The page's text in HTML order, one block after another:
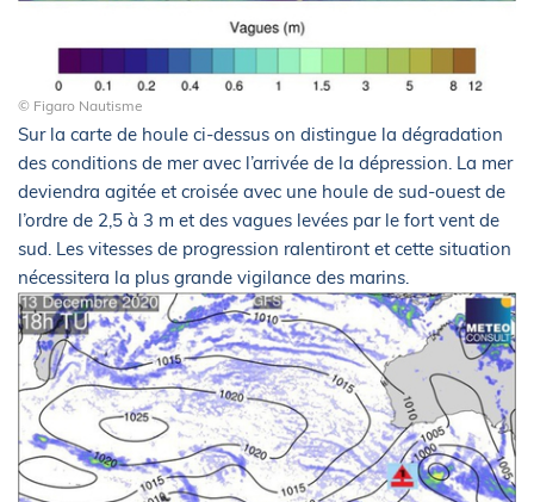
© Figaro Nautisme
Sur la carte de houle ci-dessus on distingue la dégradation
des conditions de mer avec l’arrivée de la dépression. La mer
deviendra agitée et croisée avec une houle de sud-ouest de
l’ordre de 2,5 à 3 m et des vagues levées par le fort vent de
sud. Les vitesses de progression ralentiront et cette situation
nécessitera la plus grande vigilance des marins.